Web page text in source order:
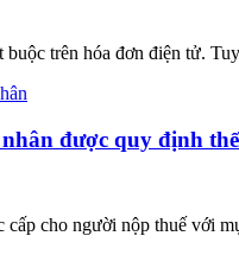
trên hóa đơn điện tử.
được quy định
cấp cho người nộp thuế với